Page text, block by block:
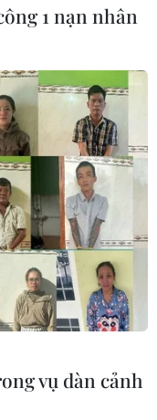
1 nạn nhân
vụ dàn cảnh